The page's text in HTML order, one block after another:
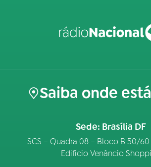
Saiba onde
Sede: Brasília DF
SCS – Quadra 08 – Bloco B 50/60
Edifício Venâncio